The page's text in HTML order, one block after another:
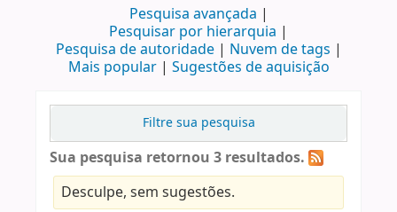
Pesquisa avançada
Pesquisar por hierarquia
Pesquisa de autoridade
Nuvem de tags
Mais popular
Sugestões de aquisição
Filtre sua pesquisa
Sua pesquisa retornou 3 resultados.
Desculpe, sem sugestões.